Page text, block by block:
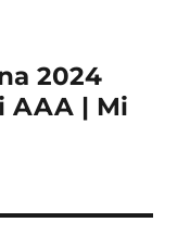
2024
AAA | Mi